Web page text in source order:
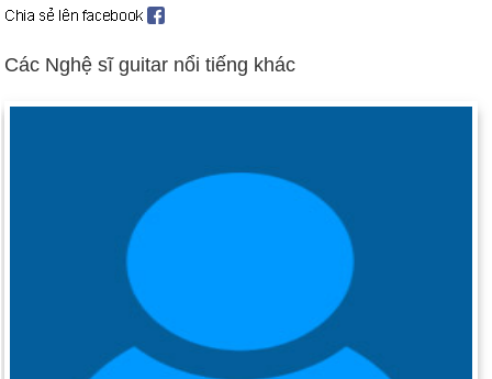
cuộc không vận Berlin đã kết thúc.
là một công lý của Tòa án Tối cao.
Ngày 12-5 năm 2008:Một trận động đất ước tính 7,9 độ
Richter đã xảy ra tại các tỉnh Tứ Xuyên, Cam Túc và Vân
Nam ở miền tây Trung Quốc và có tới 68.000 người thiệt
Ngày 12-5 năm 2012:
Triển lãm Thế giới 2012 đã bắt đầu tại
Yeosu, Hàn Quốc.
Các Nghệ sĩ guitar nổi tiếng khác